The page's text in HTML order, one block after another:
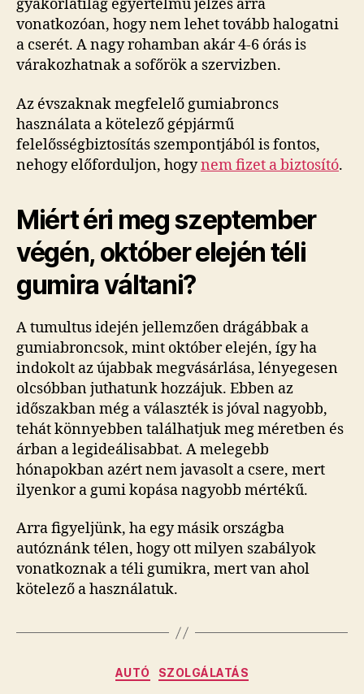
gyakorlatilag egyértelmű jelzés arra
vonatkozóan, hogy nem lehet tovább halogatni
a cserét. A nagy rohamban akár 4-6 órás is
várakozhatnak a sofőrök a szervizben.
Az évszaknak megfelelő gumiabroncs
használata a kötelező gépjármű
felelősségbiztosítás szempontjából is fontos,
nehogy előforduljon, hogynem fizet a biztosító.
Miért éri meg szeptember
végén, október elején téli
gumira váltani?
A tumultus idején jellemzően drágábbak a
gumiabroncsok, mint október elején, így ha
indokolt az újabbak megvásárlása, lényegesen
olcsóbban juthatunk hozzájuk. Ebben az
időszakban még a választék is jóval nagyobb,
tehát könnyebben találhatjuk meg méretben és
árban a legideálisabbat. A melegebb
hónapokban azért nem javasolt a csere, mert
ilyenkor a gumi kopása nagyobb mértékű.
Arra figyeljünk, ha egy másik országba
autóznánk télen, hogy ott milyen szabályok
vonatkoznak a téli gumikra, mert van ahol
kötelező a használatuk.
Kategóriák
AUTÓ SZOLGÁLATÁS